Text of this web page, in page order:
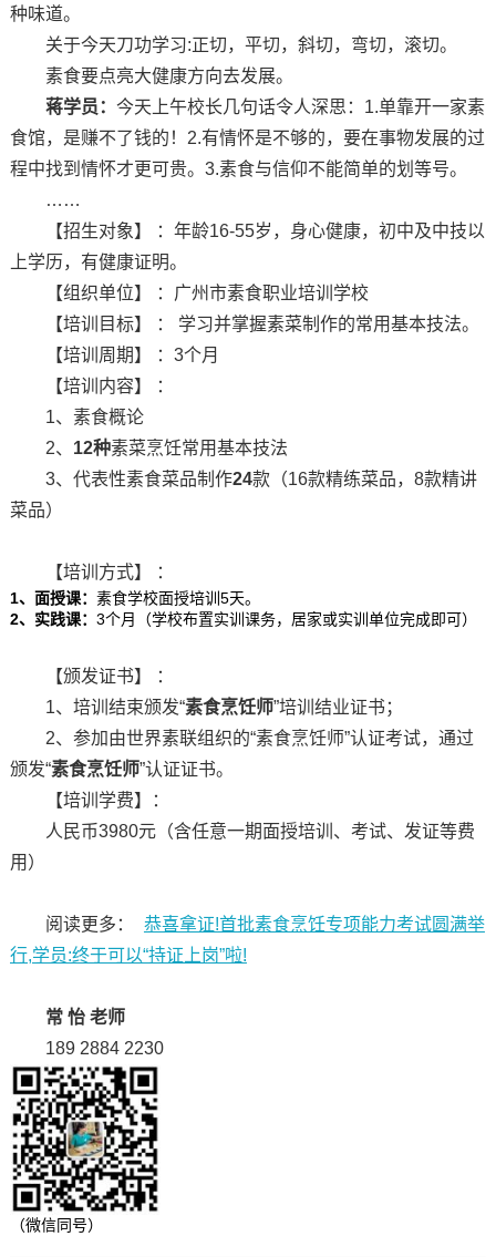
种味道。
关于今天刀功学习:正切，平切，斜切，弯切，滚切。
素食要点亮大健康方向去发展。
蒋学员： 今天上午校长几句话令人深思：1.单靠开一家素
食馆，是赚不了钱的！2.有情怀是不够的，要在事物发展的过
程中找到情怀才更可贵。3.素食与信仰不能简单的划等号。
……
【招生对象】 ：年龄16-55岁，身心健康，初中及中技以
上学历，有健康证明。
【组织单位】 ：广州市素食职业培训学校
【培训目标】 ： 学习并掌握素菜制作的常用基本技法。
【培训周期】 ：3个月
【培训内容】 ：
1、素食概论
2、 12种素菜烹饪常用基本技法
3、代表性素食菜品制作24款（16款精练菜品，8款精讲
菜品）
【培训方式】 ：
1、面授课： 素食学校面授培训5天。
2、 实践课： 3个月（学校布置实训课务，居家或实训单位完成即可）
【颁发证书】 ：
1、培训结束颁发“素食烹饪师”培训结业证书；
2、参加由世界素联组织的“素食烹饪师”认证考试，通过
颁发“素食烹饪师”认证证书。
【培训学费】：
人民币3980元（含任意一期面授培训、考试、发证等费
用）
阅读更多：
恭喜拿证!首批素食烹饪专项能力考试圆满举
行,学员:终于可以“持证上岗”啦!
常 怡 老师
189 2884 2230
（微信同号）